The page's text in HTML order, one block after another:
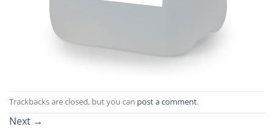
Trackbacks are closed, but you can post a comment.
Next →